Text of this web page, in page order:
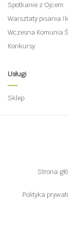
Spotkanie z Ojcem
Warsztaty pisania
Wczesna Komunia
Konkursy
Usługi
Sklep
Strona
Polityka